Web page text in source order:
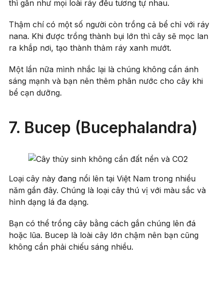
thì gần như mọi loài ráy đều tương tự nhau.
Thậm chí có một số người còn trồng cả bể chỉ với ráy
nana. Khi được trồng thành bụi lớn thì cây sẽ mọc lan
ra khắp nơi, tạo thành thảm ráy xanh mướt.
Một lần nữa mình nhắc lại là chúng không cần ánh
sáng mạnh và bạn nên thêm phân nước cho cây khi
bể cạn dưỡng.
7. Bucep (Bucephalandra)
Loại cây này đang nổi lên tại Việt Nam trong nhiều
năm gần đây. Chúng là loại cây thú vị với màu sắc và
hình dạng lá đa dạng.
Bạn có thể trồng cây bằng cách gắn chúng lên đá
hoặc lũa. Bucep là loài cây lớn chậm nên bạn cũng
không cần phải chiếu sáng nhiều.